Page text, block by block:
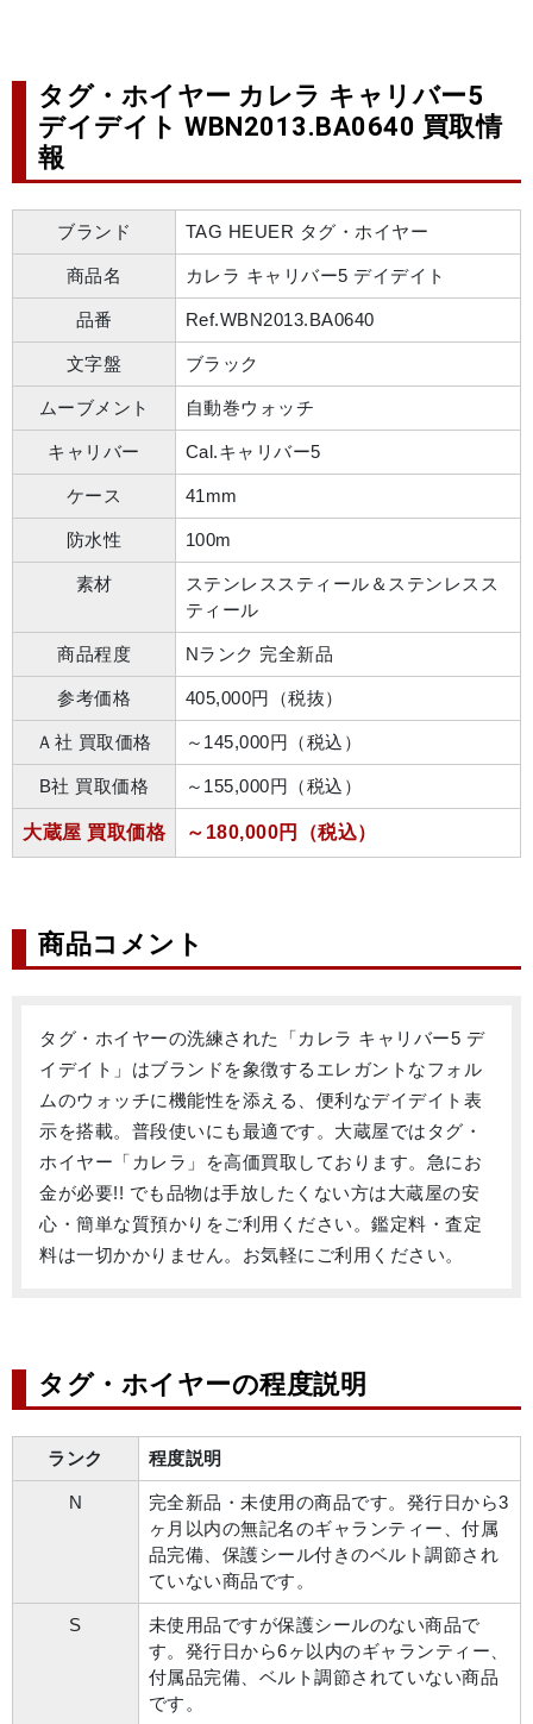
タグ・ホイヤー カレラ キャリバー5
デイデイト WBN2013.BA0640 買取情
報
ブランド TAG HEUER タグ・ホイヤー
商品名 カレラ キャリバー5 デイデイト
品番 Ref.WBN2013.BA0640
文字盤 ブラック
ムーブメント 自動巻ウォッチ
キャリバー Cal.キャリバー5
ケース 41mm
防水性 100m
素材
ステンレススティール＆ステンレスス
ティール
商品程度 Nランク 完全新品
参考価格 405,000円（税抜）
Ａ社 買取価格 ～145,000円（税込）
B社 買取価格 ～155,000円（税込）
大蔵屋 買取価格 ～180,000円（税込）
商品コメント
タグ・ホイヤーの洗練された「カレラ キャリバー5 デ
イデイト」はブランドを象徴するエレガントなフォル
ムのウォッチに機能性を添える、便利なデイデイト表
示を搭載。普段使いにも最適です。大蔵屋ではタグ・
ホイヤー「カレラ」を高価買取しております。急にお
金が必要!! でも品物は手放したくない方は大蔵屋の安
心・簡単な質預かりをご利用ください。鑑定料・査定
料は一切かかりません。お気軽にご利用ください。
タグ・ホイヤーの程度説明
ランク 程度説明
N
完全新品・未使用の商品です。発行日から3
ヶ月以内の無記名のギャランティー、付属
品完備、保護シール付きのベルト調節され
ていない商品です。
S
未使用品ですが保護シールのない商品で
す。発行日から6ヶ以内のギャランティー、
付属品完備、ベルト調節されていない商品
です。